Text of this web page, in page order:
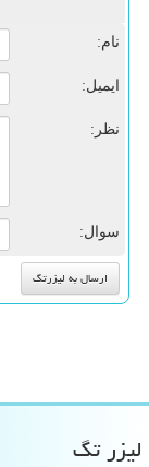
نام:
ایمیل:
نظر:
سوال:
لیزر تگ